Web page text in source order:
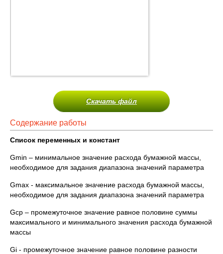
Скачать файл
Содержание работы
Список переменных и констант
Gmin – минимальное значение расхода бумажной массы,
необходимое для задания диапазона значений параметра
Gmax - максимальное значение расхода бумажной массы,
необходимое для задания диапазона значений параметра
Gcp – промежуточное значение равное половине суммы
максимального и минимального значения расхода бумажной
массы
Gi - промежуточное значение равное половине разности